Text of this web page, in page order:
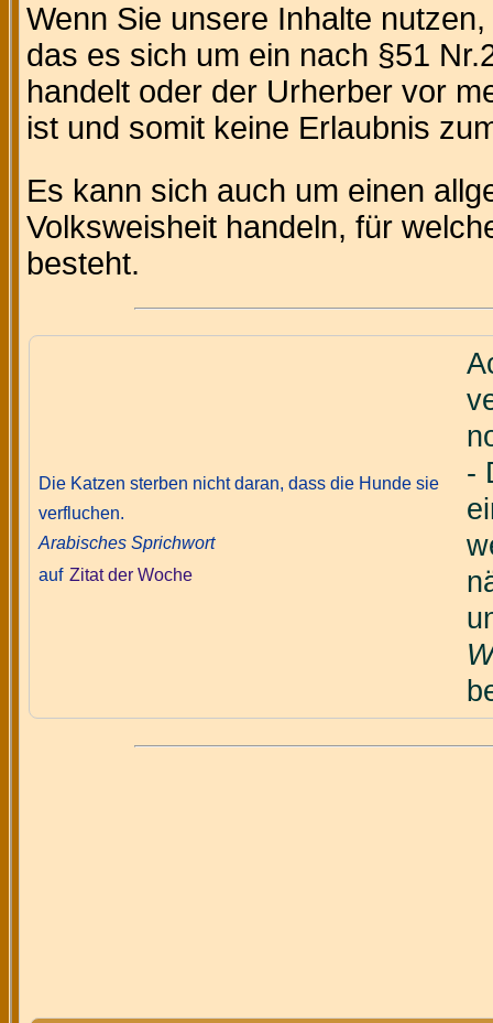
Wenn Sie unsere Inhalte
das es sich um ein nach §51
handelt oder der Urherber vor
ist und somit keine Erlaubnis
Es kann sich auch um einen
Volksweisheit handeln, für
besteht.
Die Katzen sterben nicht daran, dass die Hunde sie
verfluchen.
Arabisches Sprichwort
auf Zitat der Woche
-